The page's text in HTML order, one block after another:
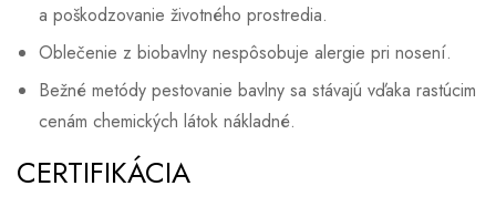
a poškodzovanie životného prostredia.
Oblečenie z biobavlny nespôsobuje alergie pri nosení.
Bežné metódy pestovanie bavlny sa stávajú vďaka rastúcim
cenám chemických látok nákladné.
CERTIFIKÁCIA